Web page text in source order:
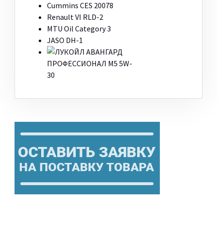
Cummins CES 20078
Renault VI RLD-2
MTU Oil Category 3
JASO DH-1